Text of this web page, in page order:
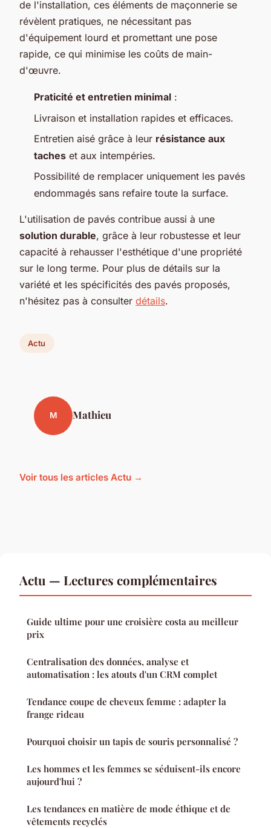
de l'installation, ces éléments de maçonnerie se
révèlent pratiques, ne nécessitant pas
d'équipement lourd et promettant une pose
rapide, ce qui minimise les coûts de main-
d'œuvre.
Praticité et entretien minimal :
Livraison et installation rapides et efficaces.
Entretien aisé grâce à leur résistance aux
taches et aux intempéries.
Possibilité de remplacer uniquement les pavés
endommagés sans refaire toute la surface.
L'utilisation de pavés contribue aussi à une
solution durable, grâce à leur robustesse et leur
capacité à rehausser l'esthétique d'une propriété
sur le long terme. Pour plus de détails sur la
variété et les spécificités des pavés proposés,
n'hésitez pas à consulter détails.
Actu
M Mathieu
Voir tous les articles Actu →
Actu — Lectures complémentaires
Guide ultime pour une croisière costa au meilleur
prix
Centralisation des données, analyse et
automatisation : les atouts d'un CRM complet
Tendance coupe de cheveux femme : adapter la
frange rideau
Pourquoi choisir un tapis de souris personnalisé ?
Les hommes et les femmes se séduisent-ils encore
aujourd'hui ?
Les tendances en matière de mode éthique et de
vêtements recyclés